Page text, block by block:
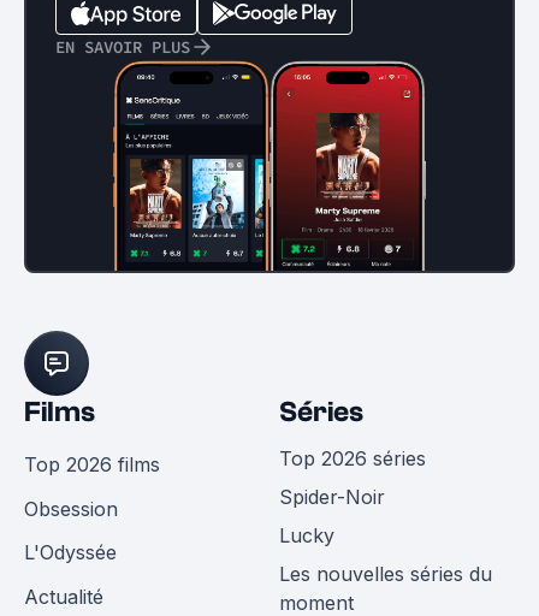
EN SAVOIR PLUS
Films
Top 2026 films
Obsession
L'Odyssée
Actualité
Séries
Top 2026 séries
Spider-Noir
Lucky
Les nouvelles séries du
moment